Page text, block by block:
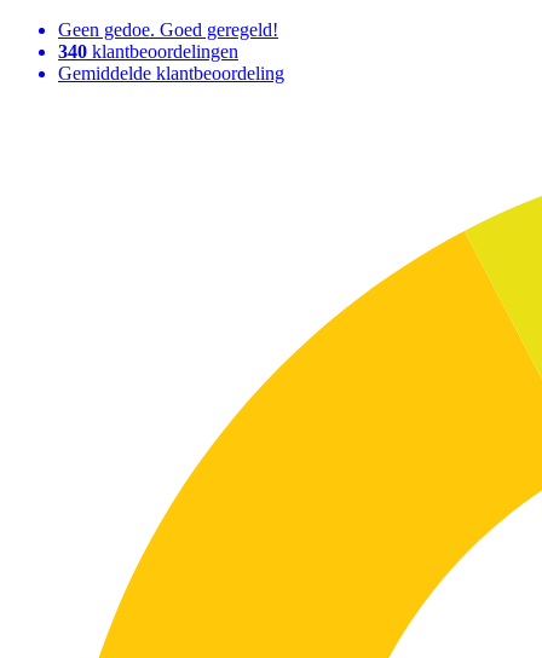
Geen gedoe. Goed geregeld!
340 klantbeoordelingen
Gemiddelde klantbeoordeling